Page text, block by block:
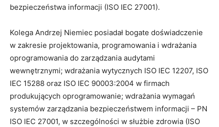
bezpieczeństwa informacji (ISO IEC 27001).
Kolega Andrzej Niemiec posiadał bogate doświadczenie
w zakresie projektowania, programowania i wdrażania
oprogramowania do zarządzania audytami
wewnętrznymi; wdrażania wytycznych ISO IEC 12207, ISO
IEC 15288 oraz ISO IEC 90003:2004 w firmach
produkujących oprogramowanie; wdrażania wymagań
systemów zarządzania bezpieczeństwem informacji – PN
ISO IEC 27001, w szczególności w służbie zdrowia (ISO